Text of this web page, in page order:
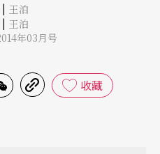
| 王泊
| 王泊
年03月号
收藏